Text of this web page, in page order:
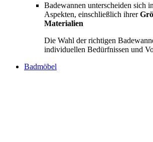
Badewannen unterscheiden sich
Aspekten, einschließlich ihrer
Materialien
Die Wahl der richtigen
individuellen Bedürfnissen und
Badmöbel